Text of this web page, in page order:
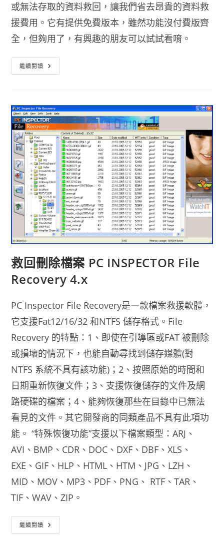
或無法存取的資料救回，讓我們省去昂貴的資料救
援費用。它有提供免費版本，雖然功能沒付費版齊
全，但夠用了，有興趣的朋友可以試試看唷。
繼續閱讀 檔
案
–
EaseUS
Data
Recovery
Wizard
Free
救回刪除檔案 PC INSPECTOR File
Recovery 4.x
PC Inspector File Recovery是一款檔案救援軟體，
它支援Fat12/16/32 和NTFS 儲存格式。File
Recovery 的特點：1、即使在引導區或FAT 被刪除
或損壞的情況下，也能自動尋找到儲存媒體(對
NTFS 系統不具有該功能)；2、按照原始的時間和
日期重新恢復文件；3、支援恢復儲存的文件及網
路硬碟的檔案；4、能夠恢復那些在目錄中已無法
看見的文件。其它開發商的同類產品不具有此項功
能。 “特殊恢復功能”支援以下檔案類型：ARJ、
AVI、BMP、CDR、DOC、DXF、DBF、XLS、
EXE、GIF、HLP、HTML、HTM、JPG、LZH、
MID、MOV、MP3、PDF、PNG、 RTF、T​​AR、
TIF、WAV、ZIP。
繼續閱讀 救
回